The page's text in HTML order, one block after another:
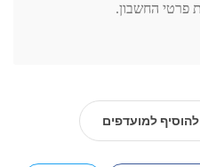
פרטי החשבון.
למועדפים